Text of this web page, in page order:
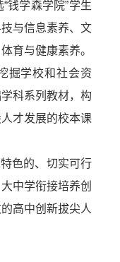
钱学森学院”学生
与信息素养、文
育与健康素养。
掘学校和社会资
科系列教材，构
才发展的校本课
色的、切实可行
中学衔接培养创
高中创新拔尖人